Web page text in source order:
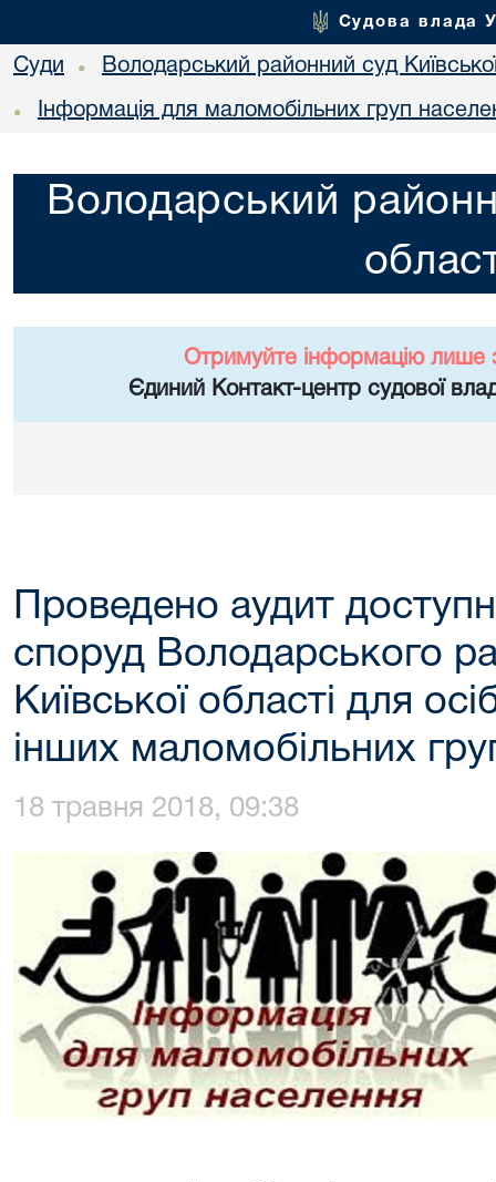
Судова влада
Суди • Володарський районний суд
• Інформація для маломобільних груп
Володарський
Отримуйте інформацію лише
Єдиний Контакт-центр судової
Проведено аудит
споруд Володарського
Київської області для
інших маломобільних
18 травня 2018, 09:38